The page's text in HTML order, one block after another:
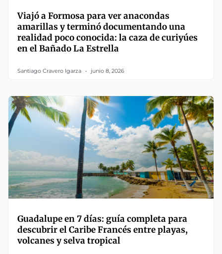
Viajó a Formosa para ver anacondas
amarillas y terminó documentando una
realidad poco conocida: la caza de curiyúes
en el Bañado La Estrella
Santiago Cravero Igarza junio 8, 2026
Guadalupe en 7 días: guía completa para
descubrir el Caribe Francés entre playas,
volcanes y selva tropical